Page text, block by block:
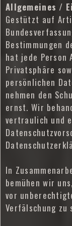
Allgemeines /
Gestützt auf
Bestimmungen
hat jede Person
Privatsphäre
persönlichen
nehmen den
ernst. Wir
vertraulich und
In
bemühen wir
vor
Verfälschung zu